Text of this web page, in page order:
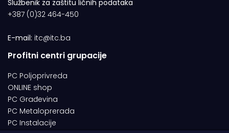
Službenik za zaštitu ličnih podataka
+387 (0)32 464-450
E-mail: itc@itc.ba
Profitni centri grupacije
PC Poljoprivreda
ONLINE shop
PC Građevina
PC Metaloprerada
PC Instalacije